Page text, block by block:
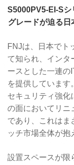
S5000PV5-EI-Sシ
グレードが迫る
FNJは、日本でト
て知られ、インタ
ースとした一連の
を提供しています
セキュリティ強化
の面においてリニ
であり、これはま
ッチ市場全体が抱
設置スペースが限